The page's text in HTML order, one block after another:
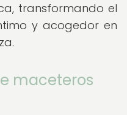
transformando el
y acogedor en
maceteros